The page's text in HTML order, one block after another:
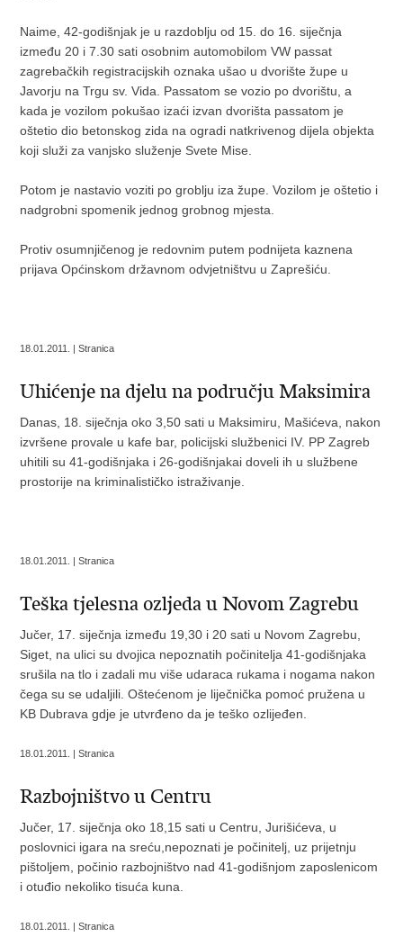
Naime, 42-godišnjak je u razdoblju od 15. do 16. siječnja
između 20 i 7.30 sati osobnim automobilom VW passat
zagrebačkih registracijskih oznaka ušao u dvorište župe u
Javorju na Trgu sv. Vida. Passatom se vozio po dvorištu, a
kada je vozilom pokušao izaći izvan dvorišta passatom je
oštetio dio betonskog zida na ogradi natkrivenog dijela objekta
koji služi za vanjsko služenje Svete Mise.
Potom je nastavio voziti po groblju iza župe. Vozilom je oštetio i
nadgrobni spomenik jednog grobnog mjesta.
Protiv osumnjičenog je redovnim putem podnijeta kaznena
prijava Općinskom državnom odvjetništvu u Zaprešiću.
18.01.2011. | Stranica
Uhićenje na djelu na području Maksimira
Danas, 18. siječnja oko 3,50 sati u Maksimiru, Mašićeva, nakon
izvršene provale u kafe bar, policijski službenici IV. PP Zagreb
uhitili su 41-godišnjaka i 26-godišnjakai doveli ih u službene
prostorije na kriminalističko istraživanje.
18.01.2011. | Stranica
Teška tjelesna ozljeda u Novom Zagrebu
Jučer, 17. siječnja između 19,30 i 20 sati u Novom Zagrebu,
Siget, na ulici su dvojica nepoznatih počinitelja 41-godišnjaka
srušila na tlo i zadali mu više udaraca rukama i nogama nakon
čega su se udaljili. Oštećenom je liječnička pomoć pružena u
KB Dubrava gdje je utvrđeno da je teško ozlijeđen.
18.01.2011. | Stranica
Razbojništvo u Centru
Jučer, 17. siječnja oko 18,15 sati u Centru, Jurišićeva, u
poslovnici igara na sreću,nepoznati je počinitelj, uz prijetnju
pištoljem, počinio razbojništvo nad 41-godišnjom zaposlenicom
i otuđio nekoliko tisuća kuna.
18.01.2011. | Stranica